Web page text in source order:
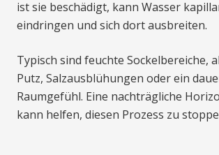
ist sie beschädigt, kann Wasser
eindringen und sich dort ausbreiten.
Typisch sind feuchte Sockelbereiche,
Putz, Salzausblühungen oder ein
Raumgefühl. Eine nachträgliche
kann helfen, diesen Prozess zu